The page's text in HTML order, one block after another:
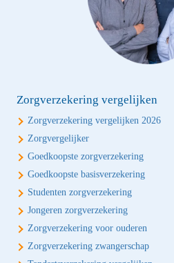
Zorgverzekering vergelijken
Zorgverzekering vergelijken 2026
Zorgvergelijker
Goedkoopste zorgverzekering
Goedkoopste basisverzekering
Studenten zorgverzekering
Jongeren zorgverzekering
Zorgverzekering voor ouderen
Zorgverzekering zwangerschap